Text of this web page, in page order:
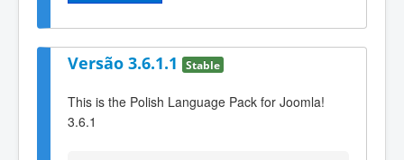
Versão 3.6.1.1 Stable
This is the Polish Language Pack for Joomla!
3.6.1